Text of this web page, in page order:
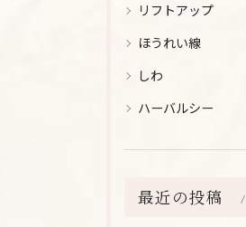
リフトアップ
ほうれい線
しわ
ハーバルシー
最近の投稿